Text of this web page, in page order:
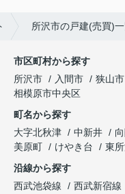
所沢市の戸建(売買)
市区町村から探す
所沢市
入間市 狭山市
相模原市中央区
町名から探す
大字北秋津
中新井
美原町
けやき台 東
沿線から探す
西武池袋線
西武新宿線